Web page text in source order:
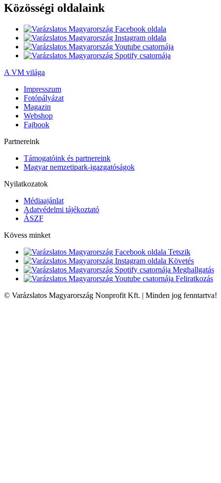
Közösségi oldalaink
A VM világa
Impresszum
Fotópályázat
Magazin
Webshop
Fajbook
Partnereink
Támogatóink és partnereink
Magyar nemzetipark-igazgatóságok
Nyilatkozatok
Médiaajánlat
Adatvédelmi tájékoztató
ÁSZF
Kövess minket
Tetszik
Követés
Meghallgatás
Feliratkozás
© Varázslatos Magyarország Nonprofit Kft. | Minden jog fenntartva!